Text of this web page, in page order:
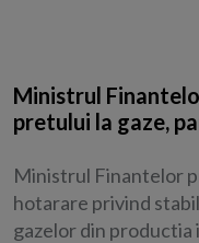
Ministrul
pretului la gaze,
Ministrul Finantelor
hotarare privind
gazelor din